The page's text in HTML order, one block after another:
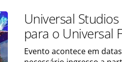
Universal
para o Universal
Evento acontece em